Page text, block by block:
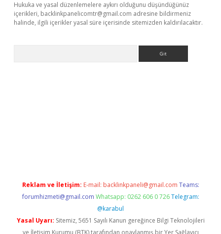
Hukuka ve yasal düzenlemelere aykırı olduğunu düşündüğünüz
içerikleri, backlinkpanelicomtr@gmail.com adresine bildirmeniz
halinde, ilgili içerikler yasal süre içerisinde sitemizden kaldırılacaktır.
Reklam ve İletişim: E-mail: backlinkpaneli@gmail.com Teams:
forumhizmeti@gmail.com Whatsapp: 0262 606 0 726 Telegram:
@karabul
Yasal Uyarı: Sitemiz, 5651 Sayılı Kanun gereğince Bilgi Teknolojileri
ve İletişim Kurumu (BTK) tarafından onaylanmış bir Yer Sağlayıcı